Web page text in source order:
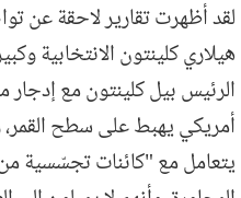
لقد أظهرت تقارير لاحقة عن
هيلاري كلينتون الانتخابية
الرئيس بيل كلينتون مع
أمريكي يهبط على سطح القمر،
يتعامل مع "كائنات تجسّسية